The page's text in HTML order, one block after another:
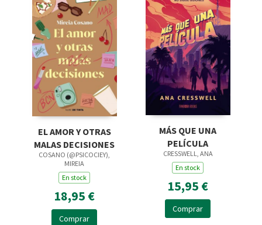
EL AMOR Y OTRAS
MALAS DECISIONES
COSANO (@PSICOCIEY),
MIREIA
En stock
18,95 €
Comprar
MÁS QUE UNA
PELÍCULA
CRESSWELL, ANA
En stock
15,95 €
Comprar